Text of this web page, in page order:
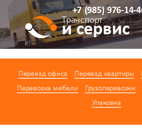
+7(985) 976-14-
Транспорт
и сервис
АКЦИИ
Переезд офиса Переезд квартиры
Перевозка мебели
Грузоперевозки
Упаковка